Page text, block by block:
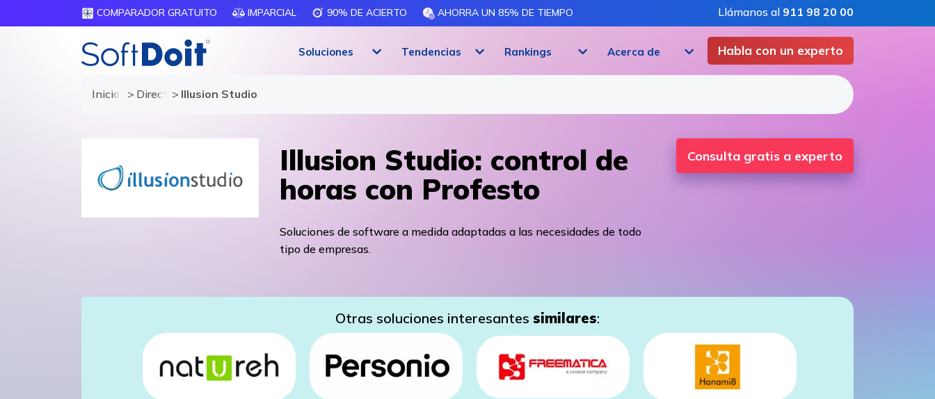
COMPARADOR GRATUITO IMPARCIAL 90% DE ACIERTO AHORRA UN 85% DE TIEMPO Llámanos al 911 98 20 00
Habla con un experto
Soluciones Tendencias Rankings Acerca de
Inicio Directorio de proveedores
Illusion Studio
Illusion Studio: control de
horas con Profesto
Soluciones de software a medida adaptadas a las necesidades de todo
tipo de empresas.
Consulta gratis a experto
Otras soluciones interesantes similares: